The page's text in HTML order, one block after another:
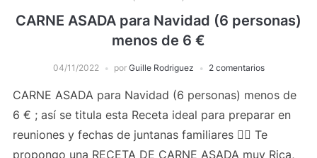
CARNE ASADA para Navidad (6 personas)
menos de 6 €
04/11/2022 por Guille Rodriguez 2 comentarios
CARNE ASADA para Navidad (6 personas) menos de
6 € ; así se titula esta Receta ideal para preparar en
reuniones y fechas de juntanas familiares 👌🏻 Te
propongo una RECETA DE CARNE ASADA muy Rica,